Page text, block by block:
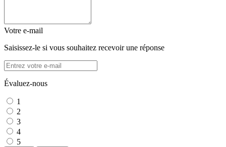
Votre e-mail
Saisissez-le si vous souhaitez recevoir une réponse
Évaluez-nous
1
2
3
4
5